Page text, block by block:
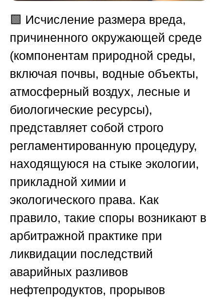
🟩 Исчисление размера вреда,
причиненного окружающей среде
(компонентам природной среды,
включая почвы, водные объекты,
атмосферный воздух, лесные и
биологические ресурсы),
представляет собой строго
регламентированную процедуру,
находящуюся на стыке экологии,
прикладной химии и
экологического права. Как
правило, такие споры возникают в
арбитражной практике при
ликвидации последствий
аварийных разливов
нефтепродуктов, прорывов